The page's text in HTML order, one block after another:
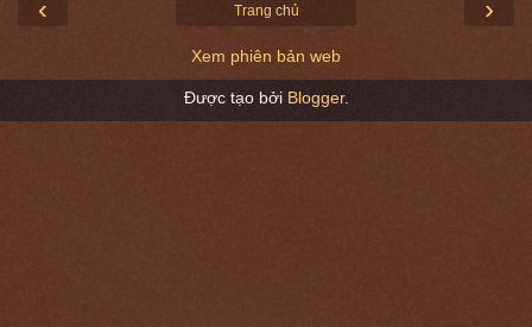
‹ ›
Trang chủ
Xem phiên bản web
Được tạo bởi Blogger.